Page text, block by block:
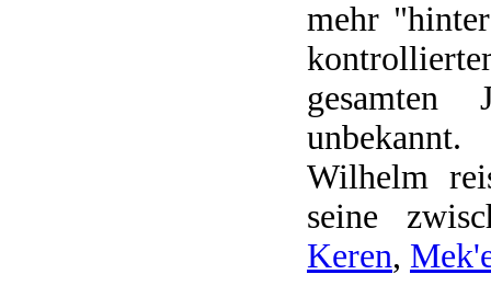
mehr
gesamten
unbekannt.
Wilhelm
seine
Keren,